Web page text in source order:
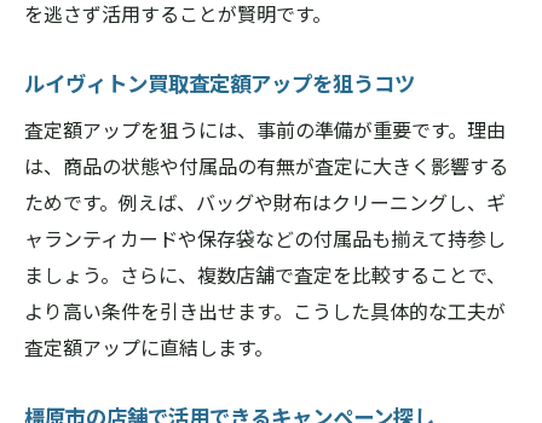
を逃さず活用することが賢明です。
ルイヴィトン買取査定額アップを狙うコツ
査定額アップを狙うには、事前の準備が重要です。理由
は、商品の状態や付属品の有無が査定に大きく影響する
ためです。例えば、バッグや財布はクリーニングし、ギ
ャランティカードや保存袋などの付属品も揃えて持参し
ましょう。さらに、複数店舗で査定を比較することで、
より高い条件を引き出せます。こうした具体的な工夫が
査定額アップに直結します。
橿原市の店舗で活用できるキャンペーン探し